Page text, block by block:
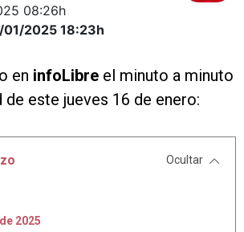
08:26h
01/2025 18:23h
en infoLibre el minuto a minuto
de este jueves 16 de enero:
Ocultar
de 2025